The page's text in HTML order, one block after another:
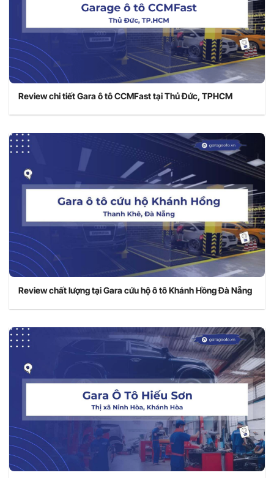
Review chi tiết Gara ô tô CCMFast tại Thủ Đức, TPHCM
Review chất lượng tại Gara cứu hộ ô tô Khánh Hồng Đà Nẵng